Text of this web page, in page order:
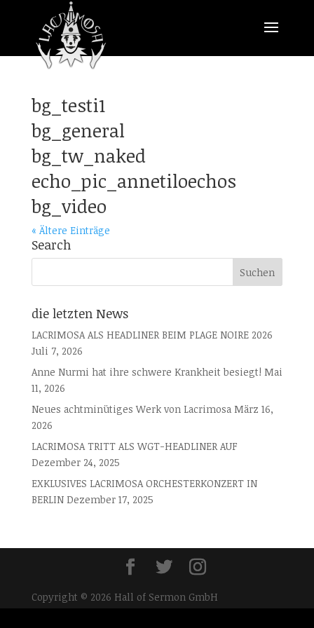
bg_testi1
bg_general
bg_tw_naked
echo_pic_annetiloechos
bg_video
« Ältere Einträge
Search
die letzten News
LACRIMOSA ALS HEADLINER BEIM PLAGE NOIRE 2026
Juli 7, 2026
Anne Nurmi hat ihre schwere Krankheit besiegt! Mai
11, 2026
Neues achtminütiges Werk von Lacrimosa März 16,
2026
LACRIMOSA TRITT ALS WGT-HEADLINER AUF
Dezember 24, 2025
EXKLUSIVES LACRIMOSA ORCHESTERKONZERT IN
BERLIN Dezember 17, 2025
Copyright © 2026 Hall of Sermon GmbH